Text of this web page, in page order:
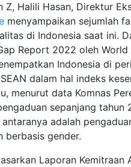
Z, Halili Hasan, Direktur
menyampaikan sejumlah
di Indonesia saat ini.
Report 2022 oleh World
Indonesia di
dalam hal indeks
menurut data Komnas
sepanjang tahun
adalah
berbasis gender.
Laporan Kemitraan